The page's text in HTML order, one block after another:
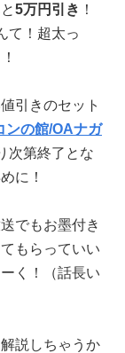
5万円引き ！
て！超太っ
引きのセット
ンの館/OAナガ
次第終了とな
に！
でもお墨付き
もらっていい
く！（話長い
説しちゃうか